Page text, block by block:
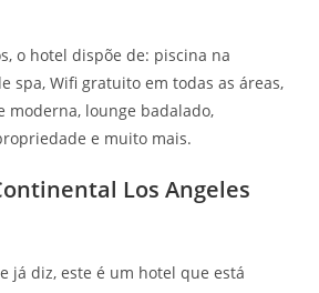
o hotel dispõe de: piscina na
spa, Wifi gratuito em todas as áreas,
moderna, lounge badalado,
e muito mais.
Los Angeles
já diz, este é um hotel que está